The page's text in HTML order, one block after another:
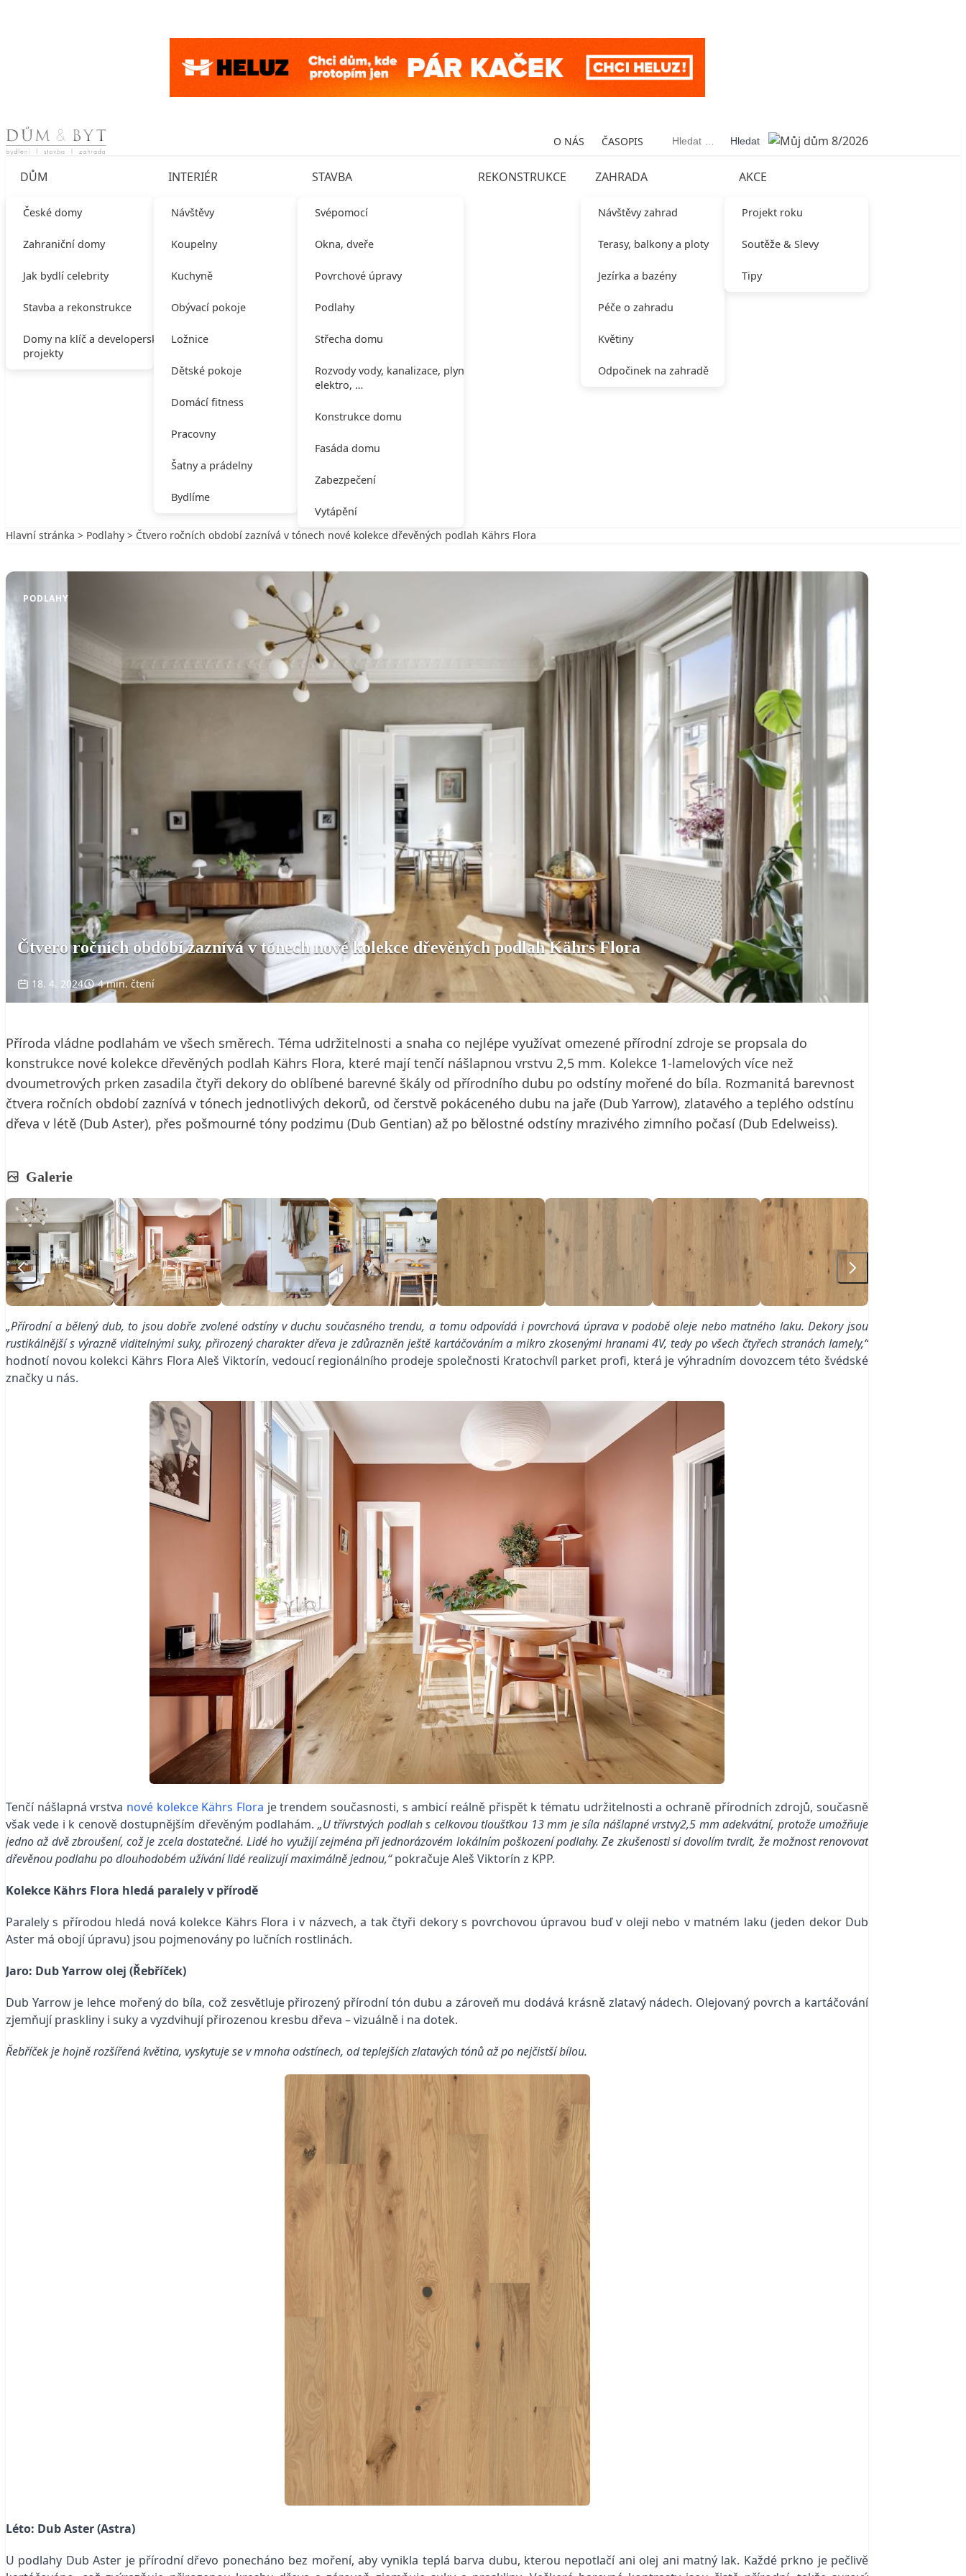
Skip to content O NÁS ČASOPIS Vyhledávání
DŮM
České domy
Zahraniční domy
Jak bydlí celebrity
Stavba a rekonstrukce
Domy na klíč a developerské
projekty
INTERIÉR
Návštěvy
Koupelny
Kuchyně
Obývací pokoje
Ložnice
Dětské pokoje
Domácí fitness
Pracovny
Šatny a prádelny
Bydlíme
STAVBA
Svépomocí
Okna, dveře
Povrchové úpravy
Podlahy
Střecha domu
Rozvody vody, kanalizace, plynu,
elektro, …
Konstrukce domu
Fasáda domu
Zabezpečení
Vytápění
REKONSTRUKCE ZAHRADA
Návštěvy zahrad
Terasy, balkony a ploty
Jezírka a bazény
Péče o zahradu
Květiny
Odpočinek na zahradě
AKCE
Projekt roku
Soutěže & Slevy
Tipy
Hlavní stránka > Podlahy > Čtvero ročních období zaznívá v tónech nové kolekce dřevěných podlah Kährs Flora
PODLAHY
Čtvero ročních období zaznívá v tónech nové kolekce dřevěných podlah Kährs Flora
18. 4. 2024 4 min. čtení
Příroda vládne podlahám ve všech směrech. Téma udržitelnosti a snaha co nejlépe využívat omezené přírodní zdroje se propsala do
konstrukce nové kolekce dřevěných podlah Kährs Flora, které mají tenčí nášlapnou vrstvu 2,5 mm. Kolekce 1-lamelových více než
dvoumetrových prken zasadila čtyři dekory do oblíbené barevné škály od přírodního dubu po odstíny mořené do bíla. Rozmanitá barevnost
čtvera ročních období zaznívá v tónech jednotlivých dekorů, od čerstvě pokáceného dubu na jaře (Dub Yarrow), zlatavého a teplého odstínu
dřeva v létě (Dub Aster), přes pošmourné tóny podzimu (Dub Gentian) až po bělostné odstíny mrazivého zimního počasí (Dub Edelweiss).
Galerie
„Přírodní a bělený dub, to jsou dobře zvolené odstíny v duchu současného trendu, a tomu odpovídá i povrchová úprava v podobě oleje nebo matného laku. Dekory jsou
rustikálnější s výrazně viditelnými suky, přirozený charakter dřeva je zdůrazněn ještě kartáčováním a mikro zkosenými hranami 4V, tedy po všech čtyřech stranách lamely,“
hodnotí novou kolekci Kährs Flora Aleš Viktorín, vedoucí regionálního prodeje společnosti Kratochvíl parket profi, která je výhradním dovozcem této švédské
značky u nás.
Tenčí nášlapná vrstva nové kolekce Kährs Flora je trendem současnosti, s ambicí reálně přispět k tématu udržitelnosti a ochraně přírodních zdrojů, současně
však vede i k cenově dostupnějším dřevěným podlahám. „U třívrstvých podlah s celkovou tloušťkou 13 mm je síla nášlapné vrstvy2,5 mm adekvátní, protože umožňuje
jedno až dvě zbroušení, což je zcela dostatečné. Lidé ho využijí zejména při jednorázovém lokálním poškození podlahy. Ze zkušenosti si dovolím tvrdit, že možnost renovovat
dřevěnou podlahu po dlouhodobém užívání lidé realizují maximálně jednou,“pokračuje Aleš Viktorín z KPP.
Kolekce Kährs Flora hledá paralely v přírodě
Paralely s přírodou hledá nová kolekce Kährs Flora i v názvech, a tak čtyři dekory s povrchovou úpravou buď v oleji nebo v matném laku (jeden dekor Dub
Aster má obojí úpravu) jsou pojmenovány po lučních rostlinách.
Jaro: Dub Yarrow olej (Řebříček)
Dub Yarrow je lehce mořený do bíla, což zesvětluje přirozený přírodní tón dubu a zároveň mu dodává krásně zlatavý nádech. Olejovaný povrch a kartáčování
zjemňují praskliny i suky a vyzdvihují přirozenou kresbu dřeva – vizuálně i na dotek.
Řebříček je hojně rozšířená květina, vyskytuje se v mnoha odstínech, od teplejších zlatavých tónů až po nejčistší bílou.
Léto: Dub Aster (Astra)
U podlahy Dub Aster je přírodní dřevo ponecháno bez moření, aby vynikla teplá barva dubu, kterou nepotlačí ani olej ani matný lak. Každé prkno je pečlivě